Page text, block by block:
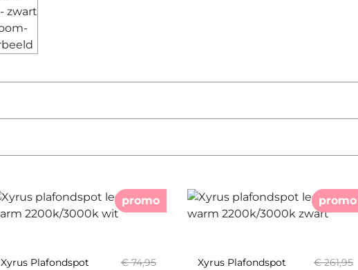
promo
Xyrus Plafondspot
€ 74,95
promo
Xyrus Plafondspot
€ 261,95